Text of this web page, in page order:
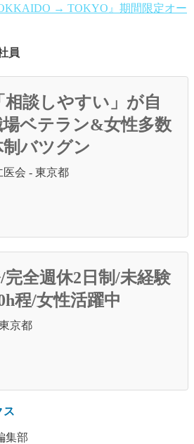
→ TOKYO』期間限定オー
員
相談しやすい」が自
ベテラン&女性多数
バツグン
会 - 東京都
全週休2日制/未経験
程/女性活躍中
京都
ス
集部